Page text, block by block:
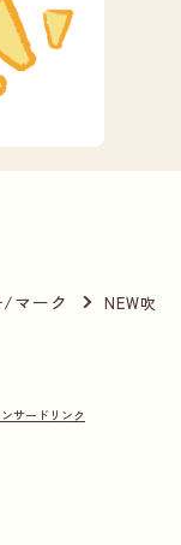
マーク
NEW吹